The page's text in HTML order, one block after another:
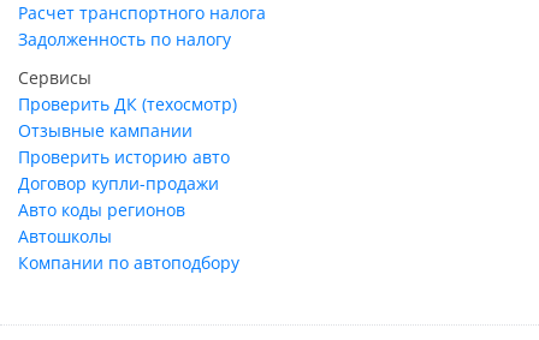
Расчет транспортного налога
Задолженность по налогу
Сервисы
Проверить ДК (техосмотр)
Отзывные кампании
Проверить историю авто
Договор купли-продажи
Авто коды регионов
Автошколы
Компании по автоподбору